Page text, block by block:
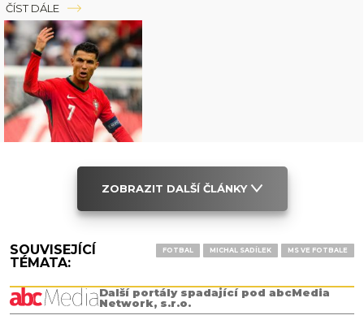
ČÍST DÁLE
ZOBRAZIT DALŠÍ ČLÁNKY
SOUVISEJÍCÍ
TÉMATA:
FOTBAL MICHAL SADÍLEK MS VE FOTBALE
Další portály spadající pod abcMedia
Network, s.r.o.